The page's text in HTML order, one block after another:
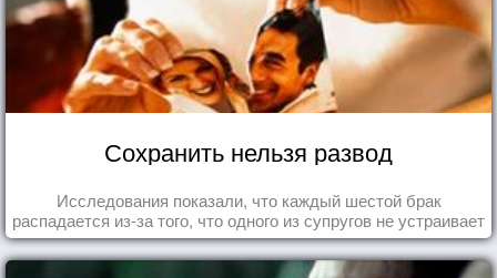
Сохранить нельзя развод
Исследования показали, что каждый шестой брак
распадается из-за того, что одного из супругов не устраивает
та роль, которая выпала ему в семье.